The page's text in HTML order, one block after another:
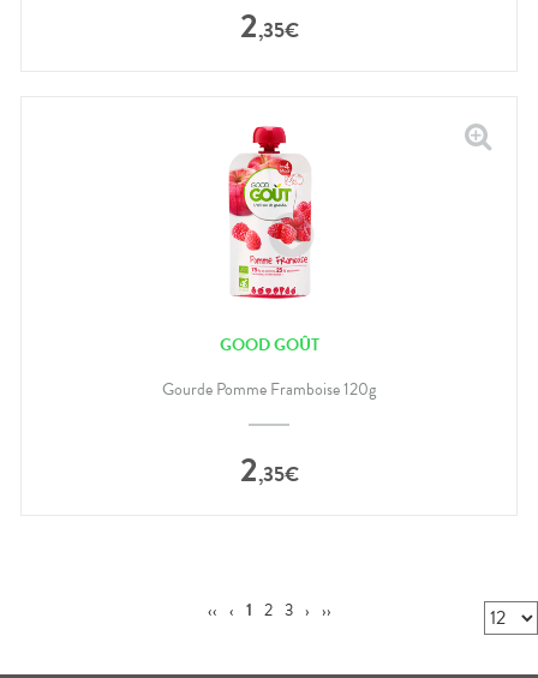
2,35€
GOOD GOÛT
Gourde Pomme Framboise 120g
2,35€
‹‹ ‹ 1 2 3 › ››